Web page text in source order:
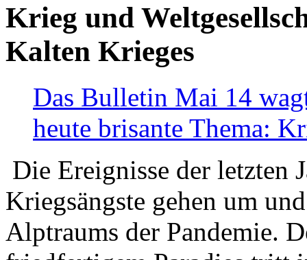
Krieg und
Kalten Krieges
Das Bulletin Mai 14
heute brisante Thema:
Die Ereignisse der letzten
Kriegsängste gehen um
Alptraums der Pandemie.